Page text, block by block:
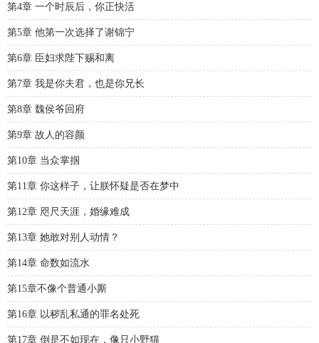
第4章 一个时辰后，你正快活
第5章 他第一次选择了谢锦宁
第6章 臣妇求陛下赐和离
第7章 我是你夫君，也是你兄长
第8章 魏侯爷回府
第9章 故人的容颜
第10章 当众掌掴
第11章 你这样子，让朕怀疑是否在梦中
第12章 咫尺天涯，婚缘难成
第13章 她敢对别人动情？
第14章 命数如流水
第15章不像个普通小厮
第16章 以秽乱私通的罪名处死
第17章 倒是不如现在，像只小野猫